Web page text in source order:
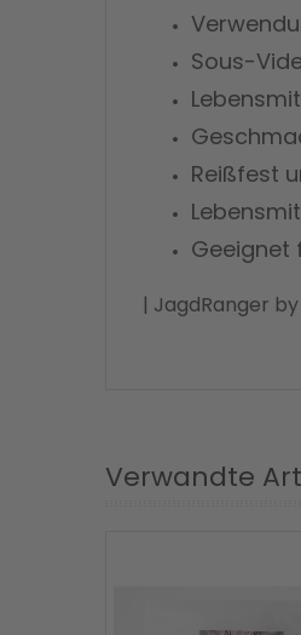
Sous-
Reißfest
Geeignet
| JagdRanger by
Verwandte